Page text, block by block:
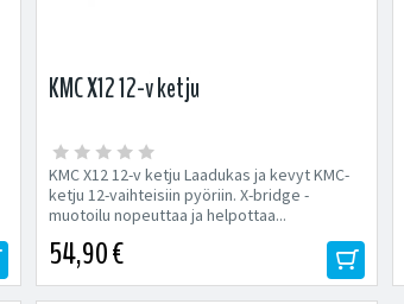
KMC X12 12-v ketju
KMC X12 12-v ketju Laadukas ja kevyt KMC-
ketju 12-vaihteisiin pyöriin. X-bridge -
muotoilu nopeuttaa ja helpottaa...
54,90 €